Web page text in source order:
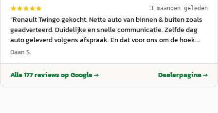
adagium dat Van Dijk strakke prijzen hanteert klopt zeker.
Daarnaast hebben we een nette inruilwaarde voor onze vorige
auto gekregen. Van Dijk verkoopt auto’s waar ze zelf ook
vertrouwen in hebben: dat schept ook vertrouwen bij de klant.
We kunnen Auto Van Dijk aanbevelen aan iedereen die voor een
scherpe prijs een betrouwbare auto wil kopen.
3 maanden geleden
“Renault Twingo gekocht. Nette auto van binnen & buiten zoals
geadverteerd. Duidelijke en snelle communicatie. Zelfde dag
auto geleverd volgens afspraak. En dat voor ons om de hoek.
Was er nog nooit geweest.
Daan S.
Alle177reviews op Google → Dealerpagina →